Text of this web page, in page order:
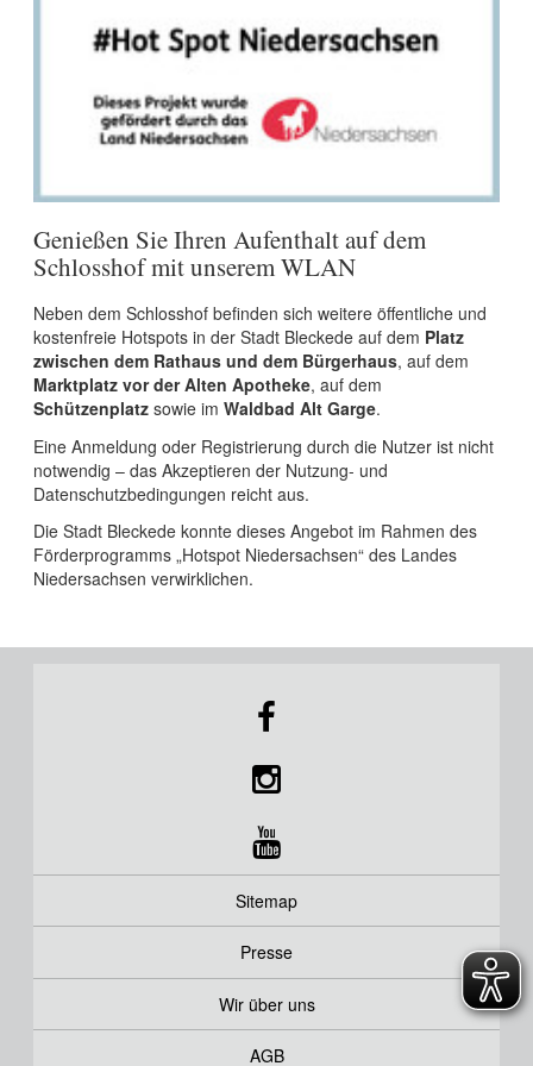
Anfahrt, Öffnungszeiten, Preise
Fledermausexkursion für Familien
Nachwuchs in der Biberburg
Biosphärenraum
Wir machen Bleckede insektenfreundlicher!
Kronkorkensammlung durch die Stadt Bleckede
Bock auf Abenteuer an der Elbe?
Barrierefreiheit
WLAN auf dem Schlosshof
Shop
Prospektbestellung
Faltblätter zum Download
Videos
Links
Genießen Sie Ihren Aufenthalt auf dem
Schlosshof mit unserem WLAN
Neben dem Schlosshof befinden sich weitere öffentliche und
kostenfreie Hotspots in der Stadt Bleckede auf dem Platz
zwischen dem Rathaus und dem Bürgerhaus, auf dem
Marktplatz vor der Alten Apotheke, auf dem
Schützenplatz sowie im Waldbad Alt Garge.
Eine Anmeldung oder Registrierung durch die Nutzer ist nicht
notwendig – das Akzeptieren der Nutzung- und
Datenschutzbedingungen reicht aus.
Die Stadt Bleckede konnte dieses Angebot im Rahmen des
Förderprogramms „Hotspot Niedersachsen“ des Landes
Niedersachsen verwirklichen.
Sitemap
Presse
Wir über uns
AGB